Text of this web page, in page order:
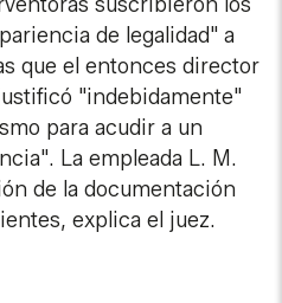
de legalidad" a
que el entonces director
"indebidamente"
para acudir a un
La empleada L. M.
de la documentación
explica el juez.